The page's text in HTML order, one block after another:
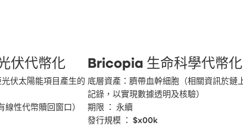
伏代幣化
伏太陽能項目產生的
線性代幣贖回窗口）
Bricopia 生命科學代幣化
底層資產：臍帶血幹細胞（相關資訊於鏈
記錄，以實現數據透明及核驗）
期限 ： 永續
發行規模 ： $x00k